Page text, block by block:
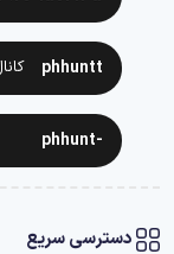
phhuntt
-phhunt
دسترسی سریع